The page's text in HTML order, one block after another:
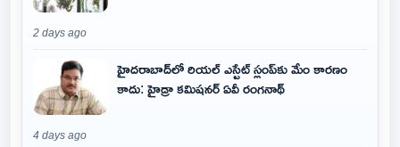
2 days ago
హైదరాబాద్‌లో రియల్ ఎస్టేట్ స్లంప్‌కు మేం కారణం
కాదు: హైడ్రా కమిషనర్ ఏవీ రంగనాథ్
4 days ago